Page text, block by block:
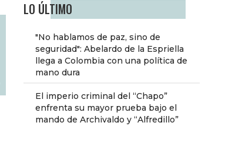
LO ÚLTIMO
"No hablamos de paz, sino de
seguridad": Abelardo de la Espriella
llega a Colombia con una política de
mano dura
El imperio criminal del “Chapo”
enfrenta su mayor prueba bajo el
mando de Archivaldo y “Alfredillo”